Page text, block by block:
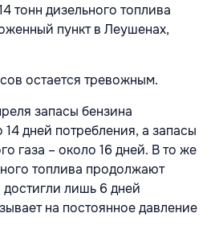
тонн дизельного топлива
пункт в Леушенах,
остается тревожным.
запасы бензина
дней потребления, а запасы
газа – около 16 дней. В то же
топлива продолжают
лишь 6 дней
на постоянное давление